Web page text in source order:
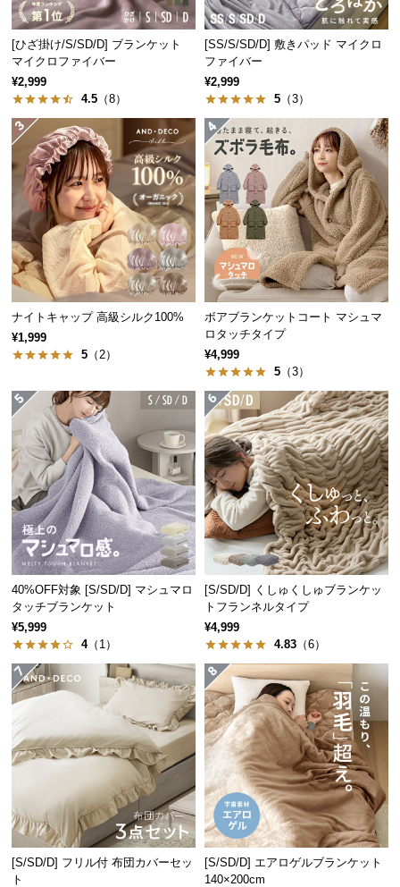
中
型
商
品
の
に
つ
い
て
小
型
商
品
の
配
に
い
て
開
梱
設
置
サ
ー
ビ
ス
に
つ
経
路
[ひざ掛け/S/SD/D] ブランケット
マイクロファイバー
¥2,999
4.5 （8）
[SS/S/SD/D] 敷きパッド マイクロ
ファイバー
¥2,999
5 （3）
ナイトキャップ 高級シルク100%
¥1,999
5 （2）
ボアブランケットコート マシュマ
ロタッチタイプ
¥4,999
5 （3）
40%OFF対象 [S/SD/D] マシュマロ
タッチブランケット
¥5,999
4（1）
[S/SD/D] くしゅくしゅブランケッ
トフランネルタイプ
¥4,999
4.83 （6）
[S/SD/D] フリル付 布団カバーセッ
ト
[S/SD/D] エアロゲルブランケット
140×200cm